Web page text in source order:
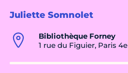
Juliette Somnolet
Bibliothèque Forney
1 rue du Figuier, Paris 4e